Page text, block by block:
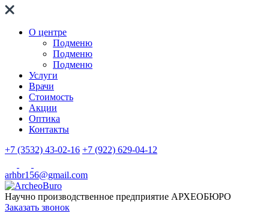
О центре
Подменю
Подменю
Подменю
Услуги
Врачи
Стоимость
Акции
Оптика
Контакты
+7 (3532) 43-02-16 +7 (922) 629-04-12
arhbr156@gmail.com
Научно производственное предприятие АРХЕОБЮРО
Заказать звонок